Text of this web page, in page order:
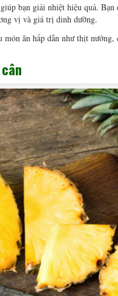
bạn giải nhiệt hiệu quả. Bạn
vị và giá trị dinh dưỡng.
món ăn hấp dẫn như thịt nướng,